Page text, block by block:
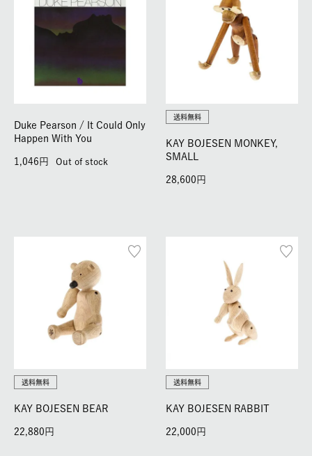
Duke Pearson / It Could Only
Happen With You
1,046 Out of stock
送料無料
KAY BOJESEN MONKEY,
SMALL
28,600
送料無料
KAY BOJESEN BEAR
22,880
送料無料
KAY BOJESEN RABBIT
22,000